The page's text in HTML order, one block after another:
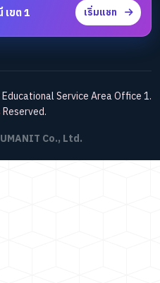
เขต 1 เริ่มแชท
Service Area Office 1.
Co., Ltd.